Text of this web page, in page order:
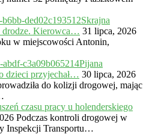
Skrajna
drodze. Kierowca… 31 lipca, 2026
w miejscowości Antonin,
Pijana
dzieci przyjechał… 30 lipca, 2026
do kolizji drogowej, mając
czasu pracy u holenderskiego
Podczas kontroli drogowej w
Inspekcji Transportu…